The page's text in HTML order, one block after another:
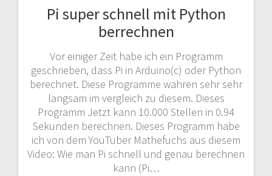
Pi super schnell mit Python
berrechnen
Vor einiger Zeit habe ich ein Programm
geschrieben, dass Pi in Arduino(c) oder Python
berechnet. Diese Programme wahren sehr sehr
langsam im vergleich zu diesem. Dieses
Programm Jetzt kann 10.000 Stellen in 0.94
Sekunden berechnen. Dieses Programm habe
ich von dem YouTuber Mathefuchs aus diesem
Video: Wie man Pi schnell und genau berechnen
kann (Pi…